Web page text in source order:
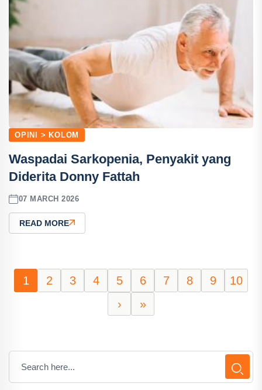
OPINI > KOLOM
Waspadai Sarkopenia, Penyakit yang
Diderita Donny Fattah
07 MARCH 2026
READ MORE
1 2 3 4 5 6 7 8 9
10
›
»